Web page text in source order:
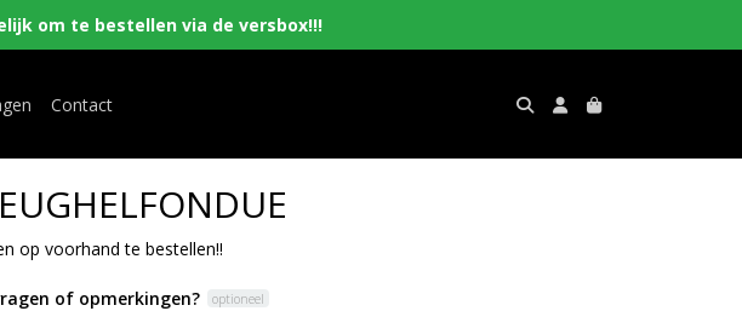
om te bestellen via de versbox!!!
Contact
op voorhand te bestellen!!
of opmerkingen? optioneel